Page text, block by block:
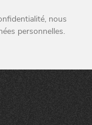
nous
personnelles.